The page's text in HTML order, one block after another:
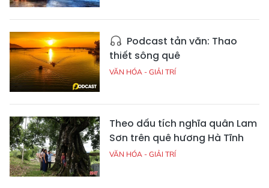
Podcast tản văn: Thao
thiết sông quê
VĂN HÓA - GIẢI TRÍ
Theo dấu tích nghĩa quân Lam
Sơn trên quê hương Hà Tĩnh
VĂN HÓA - GIẢI TRÍ